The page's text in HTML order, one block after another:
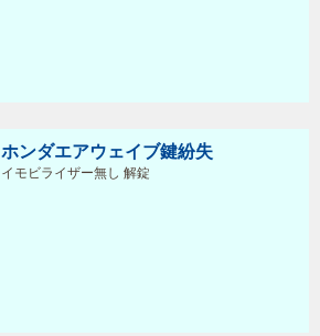
ホンダエアウェイブ鍵紛失
イモビライザー無し 解錠